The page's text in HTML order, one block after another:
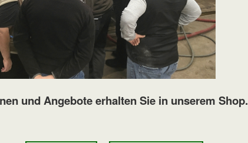
und Angebote erhalten Sie in unserem Shop.